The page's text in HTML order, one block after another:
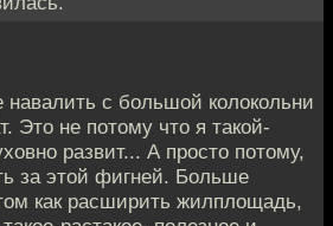
с большой колокольни
Это не потому что я такой-
развит... А просто потому,
за этой фигней. Больше
как расширить жилплощадь,